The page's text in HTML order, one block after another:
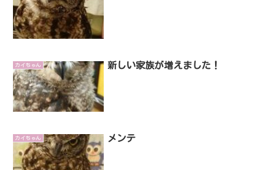
カイちゃん 新しい家族が増えました！
カイちゃん メンテ